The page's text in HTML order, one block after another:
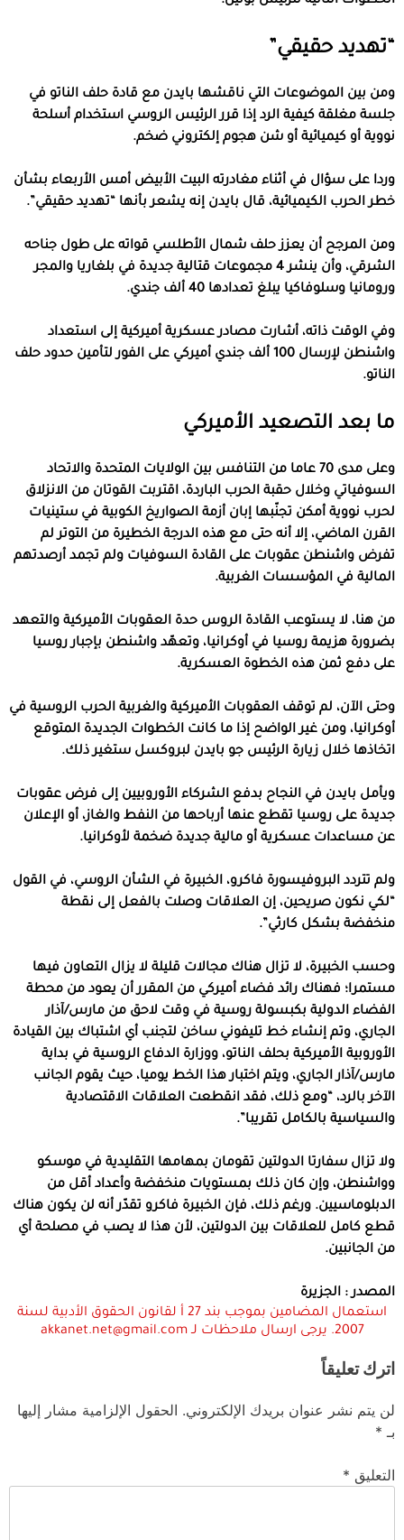
“تهديد حقيقي”
ومن بين الموضوعات التي ناقشها بايدن مع قادة حلف الناتو في
جلسة مغلقة كيفية الرد إذا قرر الرئيس الروسي استخدام أسلحة
نووية أو كيميائية أو شن هجوم إلكتروني ضخم.
وردا على سؤال في أثناء مغادرته البيت الأبيض أمس الأربعاء بشأن
خطر الحرب الكيميائية، قال بايدن إنه يشعر بأنها “تهديد حقيقي”.
ومن المرجح أن يعزز حلف شمال الأطلسي قواته على طول جناحه
الشرقي، وأن ينشر 4 مجموعات قتالية جديدة في بلغاريا والمجر
ورومانيا وسلوفاكيا يبلغ تعدادها 40 ألف جندي.
وفي الوقت ذاته، أشارت مصادر عسكرية أميركية إلى استعداد
واشنطن لإرسال 100 ألف جندي أميركي على الفور لتأمين حدود حلف
الناتو.
ما بعد التصعيد الأميركي
وعلى مدى 70 عاما من التنافس بين الولايات المتحدة والاتحاد
السوفياتي وخلال حقبة الحرب الباردة، اقتربت القوتان من الانزلاق
لحرب نووية أمكن تجنّبها إبان أزمة الصواريخ الكوبية في ستينيات
القرن الماضي، إلا أنه حتى مع هذه الدرجة الخطيرة من التوتر لم
تفرض واشنطن عقوبات على القادة السوفيات ولم تجمد أرصدتهم
المالية في المؤسسات الغربية.
من هنا، لا يستوعب القادة الروس حدة العقوبات الأميركية والتعهد
بضرورة هزيمة روسيا في أوكرانيا، وتعهّد واشنطن بإجبار روسيا
على دفع ثمن هذه الخطوة العسكرية.
وحتى الآن، لم توقف العقوبات الأميركية والغربية الحرب الروسية في
أوكرانيا، ومن غير الواضح إذا ما كانت الخطوات الجديدة المتوقع
اتخاذها خلال زيارة الرئيس جو بايدن لبروكسل ستغير ذلك.
ويأمل بايدن في النجاح بدفع الشركاء الأوروبيين إلى فرض عقوبات
جديدة على روسيا تقطع عنها أرباحها من النفط والغاز، أو الإعلان
عن مساعدات عسكرية أو مالية جديدة ضخمة لأوكرانيا.
ولم تتردد البروفيسورة فاكرو، الخبيرة في الشأن الروسي، في القول
“لكي نكون صريحين، إن العلاقات وصلت بالفعل إلى نقطة
منخفضة بشكل كارثي”.
وحسب الخبيرة، لا تزال هناك مجالات قليلة لا يزال التعاون فيها
مستمرا؛ فهناك رائد فضاء أميركي من المقرر أن يعود من محطة
الفضاء الدولية بكبسولة روسية في وقت لاحق من مارس/آذار
الجاري، وتم إنشاء خط تليفوني ساخن لتجنب أي اشتباك بين القيادة
الأوروبية الأميركية بحلف الناتو، ووزارة الدفاع الروسية في بداية
مارس/آذار الجاري، ويتم اختبار هذا الخط يوميا، حيث يقوم الجانب
الآخر بالرد، “ومع ذلك، فقد انقطعت العلاقات الاقتصادية
والسياسية بالكامل تقريبا”.
ولا تزال سفارتا الدولتين تقومان بمهامها التقليدية في موسكو
وواشنطن، وإن كان ذلك بمستويات منخفضة وأعداد أقل من
الدبلوماسيين. ورغم ذلك، فإن الخبيرة فاكرو تقدّر أنه لن يكون هناك
قطع كامل للعلاقات بين الدولتين، لأن هذا لا يصب في مصلحة أي
من الجانبين.
المصدر : الجزيرة
استعمال المضامين بموجب بند 27 أ لقانون الحقوق الأدبية لسنة
2007. يرجى ارسال ملاحظات لـ akkanet.net@gmail.com
اترك تعليقاً
لن يتم نشر عنوان بريدك الإلكتروني. الحقول الإلزامية مشار إليها
بـ *
التعليق *